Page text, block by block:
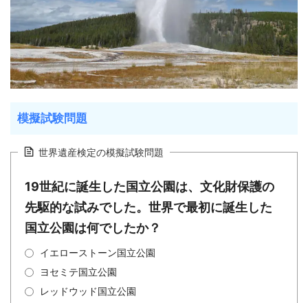
模擬試験問題
世界遺産検定の模擬試験問題
19世紀に誕生した国立公園は、文化財保護の
先駆的な試みでした。世界で最初に誕生した
国立公園は何でしたか？
イエローストーン国立公園
ヨセミテ国立公園
レッドウッド国立公園